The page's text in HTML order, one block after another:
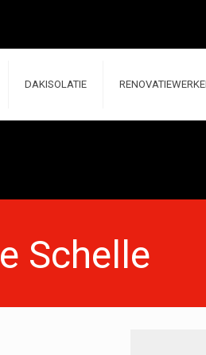
DAKISOLATIE
Schelle